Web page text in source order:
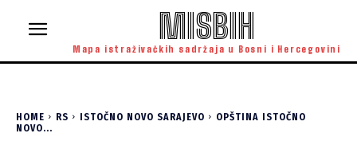
MISBIH
Mapa istraživačkih sadržaja u Bosni i Hercegovini
HOME RS ISTOČNO NOVO SARAJEVO
ОPŠTINA ISTOČNO
NOVO...